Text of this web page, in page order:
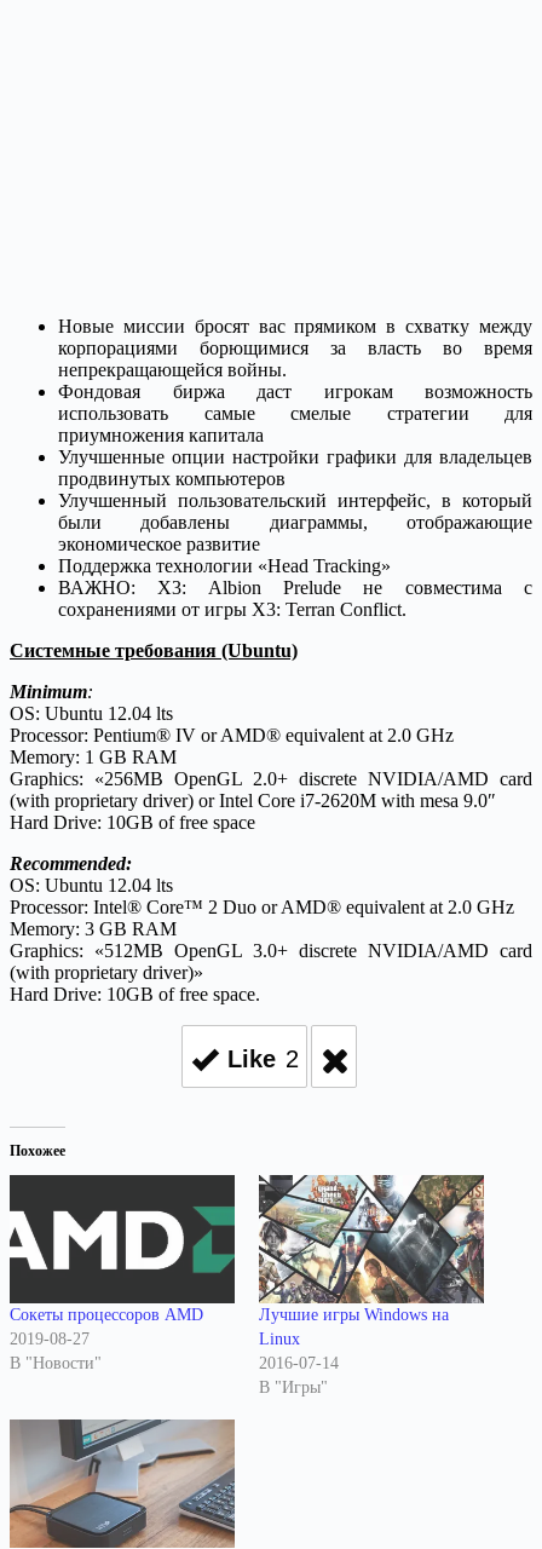
Новые миссии бросят вас прямиком в схватку между
корпорациями борющимися за власть во время
непрекращающейся войны.
Фондовая биржа даст игрокам возможность
использовать самые смелые стратегии для
приумножения капитала
Улучшенные опции настройки графики для владельцев
продвинутых компьютеров
Улучшенный пользовательский интерфейс, в который
были добавлены диаграммы, отображающие
экономическое развитие
Поддержка технологии «Head Tracking»
ВАЖНО: X3: Albion Prelude не совместима с
сохранениями от игры X3: Terran Conflict.
Системные требования (Ubuntu)
Minimum:
OS: Ubuntu 12.04 lts
Processor: Pentium® IV or AMD® equivalent at 2.0 GHz
Memory: 1 GB RAM
Graphics: «256MB OpenGL 2.0+ discrete NVIDIA/AMD card
(with proprietary driver) or Intel Core i7-2620M with mesa 9.0″
Hard Drive: 10GB of free space
Recommended:
OS: Ubuntu 12.04 lts
Processor: Intel® Core™ 2 Duo or AMD® equivalent at 2.0 GHz
Memory: 3 GB RAM
Graphics: «512MB OpenGL 3.0+ discrete NVIDIA/AMD card
(with proprietary driver)»
Hard Drive: 10GB of free space.
Like 2
Похожее
Сокеты процессоров AMD
2019-08-27
В "Новости"
Лучшие игры Windows на
Linux
2016-07-14
В "Игры"